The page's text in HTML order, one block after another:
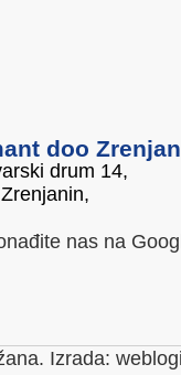
doo
drum 14,
nas na
Izrada: